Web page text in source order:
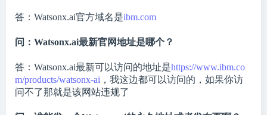
答：Watsonx.ai官方域名是ibm.com
问：Watsonx.ai最新官网地址是哪个？
答：Watsonx.ai最新可以访问的地址是https://www.ibm.co
m/products/watsonx-ai ，我这边都可以访问的，如果你访
问不了那就是该网站违规了